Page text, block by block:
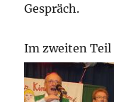
Gespräch.
Im zweiten Teil